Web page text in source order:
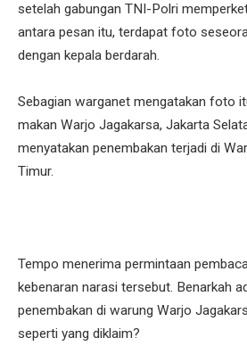
setelah gabungan TNI-Polri
antara pesan itu, terdapat foto
dengan kepala berdarah.
Sebagian warganet mengatakan foto
makan Warjo Jagakarsa, Jakarta
menyatakan penembakan terjadi di
Timur.
Tempo menerima permintaan
kebenaran narasi tersebut. Benarkah
penembakan di warung Warjo
seperti yang diklaim?